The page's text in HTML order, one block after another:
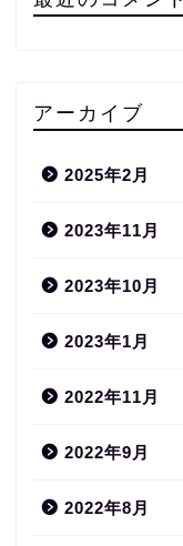
アーカイブ
2025年2月
2023年11月
2023年10月
2023年1月
2022年11月
2022年9月
2022年8月